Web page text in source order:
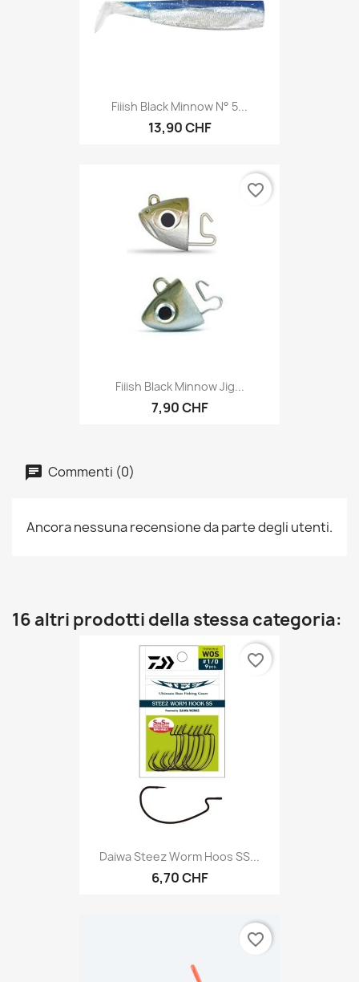
Fiiish Black Minnow N° 5...
13,90 CHF
Fiiish Black Minnow Jig...
7,90 CHF
favorite_border
Commenti (0)
Ancora nessuna recensione da parte degli utenti.
16 altri prodotti della stessa categoria:
Daiwa Steez Worm Hoos SS...
6,70 CHF
favorite_border
favorite_border